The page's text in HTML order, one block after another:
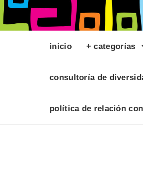
inicio + categorías
consultoría de
política de relación